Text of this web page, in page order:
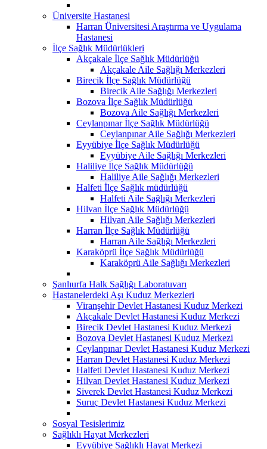
Üniversite Hastanesi
Harran Üniversitesi Araştırma ve Uygulama
Hastanesi
İlçe Sağlık Müdürlükleri
Akçakale İlçe Sağlık Müdürlüğü
Akçakale Aile Sağlığı Merkezleri
Birecik İlçe Sağlık Müdürlüğü
Birecik Aile Sağlığı Merkezleri
Bozova İlçe Sağlık Müdürlüğü
Bozova Aile Sağlığı Merkezleri
Ceylanpınar İlçe Sağlık Müdürlüğü
Ceylanpınar Aile Sağlığı Merkezleri
Eyyübiye İlçe Sağlık Müdürlüğü
Eyyübiye Aile Sağlığı Merkezleri
Haliliye İlçe Sağlık Müdürlüğü
Haliliye Aile Sağlığı Merkezleri
Halfeti İlçe Sağlık müdürlüğü
Halfeti Aile Sağlığı Merkezleri
Hilvan İlçe Sağlık Müdürlüğü
Hilvan Aile Sağlığı Merkezleri
Harran İlçe Sağlık Müdürlüğü
Harran Aile Sağlığı Merkezleri
Karaköprü İlçe Sağlık Müdürlüğü
Karaköprü Aile Sağlığı Merkezleri
Şanlıurfa Halk Sağlığı Laboratuvarı
Hastanelerdeki Aşı Kuduz Merkezleri
Viranşehir Devlet Hastanesi Kuduz Merkezi
Akçakale Devlet Hastanesi Kuduz Merkezi
Birecik Devlet Hastanesi Kuduz Merkezi
Bozova Devlet Hastanesi Kuduz Merkezi
Ceylanpınar Devlet Hastanesi Kuduz Merkezi
Harran Devlet Hastanesi Kuduz Merkezi
Halfeti Devlet Hastanesi Kuduz Merkezi
Hilvan Devlet Hastanesi Kuduz Merkezi
Siverek Devlet Hastanesi Kuduz Merkezi
Suruç Devlet Hastanesi Kuduz Merkezi
Sosyal Tesislerimiz
Sağlıklı Hayat Merkezleri
Eyyübiye Sağlıklı Hayat Merkezi